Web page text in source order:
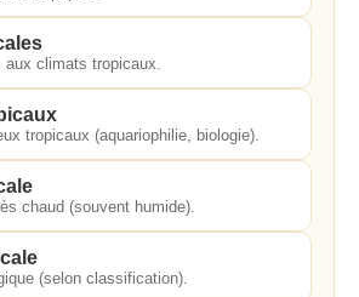
aux climats tropicaux.
tropicaux (aquariophilie, biologie).
chaud (souvent humide).
(selon classification).